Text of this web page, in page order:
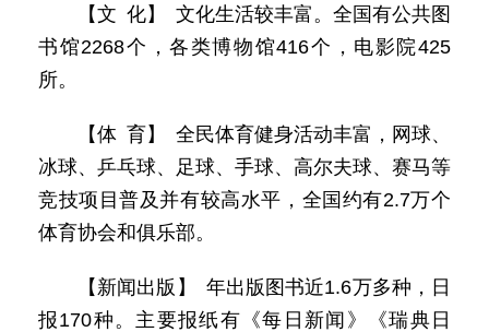
【文 化】 文化生活较丰富。全国有公共图
书馆2268个，各类博物馆416个，电影院425
所。
【体 育】 全民体育健身活动丰富，网球、
冰球、乒乓球、足球、手球、高尔夫球、赛马等
竞技项目普及并有较高水平，全国约有2.7万个
体育协会和俱乐部。
【新闻出版】 年出版图书近1.6万多种，日
报170种。主要报纸有《每日新闻》《瑞典日